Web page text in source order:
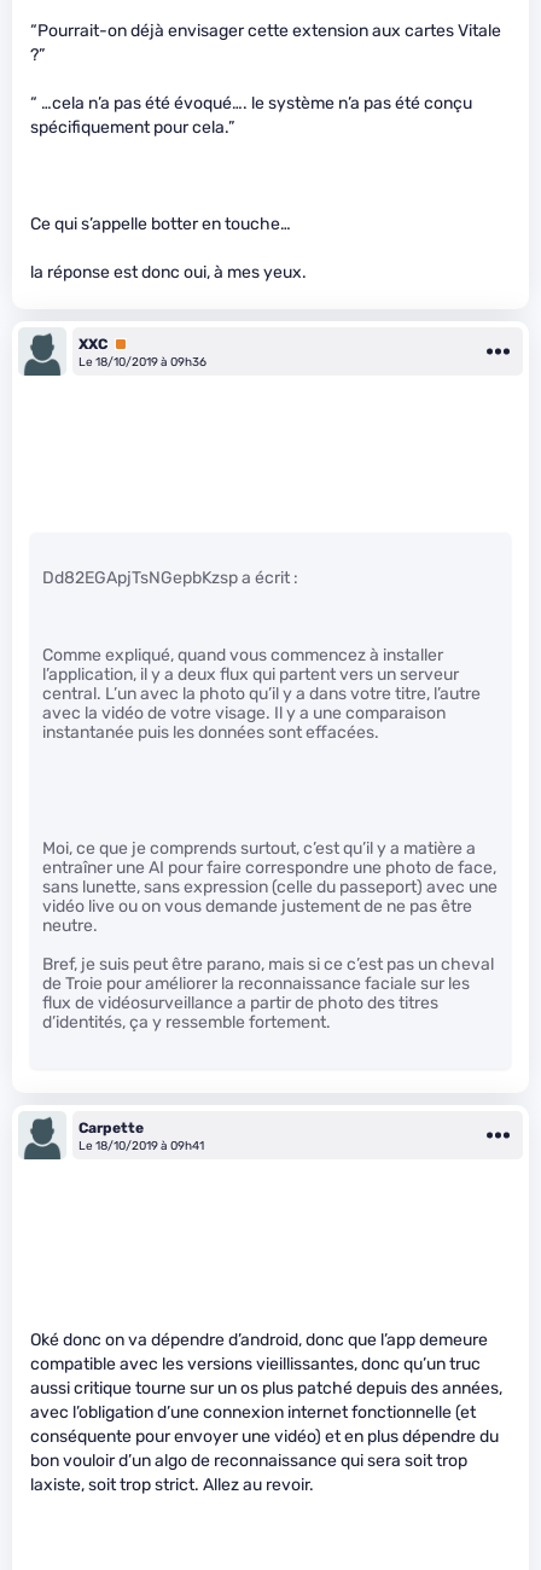
“Pourrait-on déjà envisager cette extension aux cartes Vitale
?”
“ …cela n’a pas été évoqué…. le système n’a pas été conçu
spécifiquement pour cela.”
Ce qui s’appelle botter en touche…
la réponse est donc oui, à mes yeux.
XXC Premium
Le 18/10/2019 à 09h36
Dd82EGApjTsNGepbKzsp a écrit :
Comme expliqué, quand vous commencez à installer
l’application, il y a deux flux qui partent vers un serveur
central. L’un avec la photo qu’il y a dans votre titre, l’autre
avec la vidéo de votre visage. Il y a une comparaison
instantanée puis les données sont effacées.
Moi, ce que je comprends surtout, c’est qu’il y a matière a
entraîner une AI pour faire correspondre une photo de face,
sans lunette, sans expression (celle du passeport) avec une
vidéo live ou on vous demande justement de ne pas être
neutre.
Bref, je suis peut être parano, mais si ce c’est pas un cheval
de Troie pour améliorer la reconnaissance faciale sur les
flux de vidéosurveillance a partir de photo des titres
d’identités, ça y ressemble fortement.
Carpette
Le 18/10/2019 à 09h41
Oké donc on va dépendre d’android, donc que l’app demeure
compatible avec les versions vieillissantes, donc qu’un truc
aussi critique tourne sur un os plus patché depuis des années,
avec l’obligation d’une connexion internet fonctionnelle (et
conséquente pour envoyer une vidéo) et en plus dépendre du
bon vouloir d’un algo de reconnaissance qui sera soit trop
laxiste, soit trop strict. Allez au revoir.